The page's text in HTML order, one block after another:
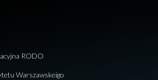
RODO
Warszawskeigo